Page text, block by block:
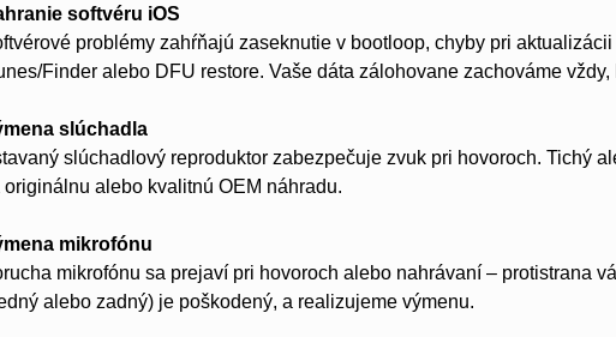
softvéru iOS
problémy zahŕňajú zaseknutie v bootloop, chyby pri
Finder alebo DFU restore. Vaše dáta zálohovane zachováme vždy,
slúchadla
slúchadlový reproduktor zabezpečuje zvuk pri hovoroch. Tichý
originálnu alebo kvalitnú OEM náhradu.
mikrofónu
mikrofónu sa prejaví pri hovoroch alebo nahrávaní – protistrana
alebo zadný) je poškodený, a realizujeme výmenu.